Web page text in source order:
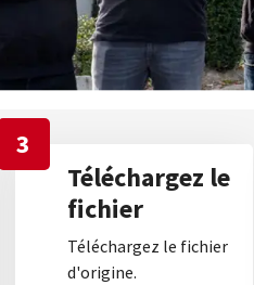
3
Téléchargez le
fichier
Téléchargez le fichier
d'origine.